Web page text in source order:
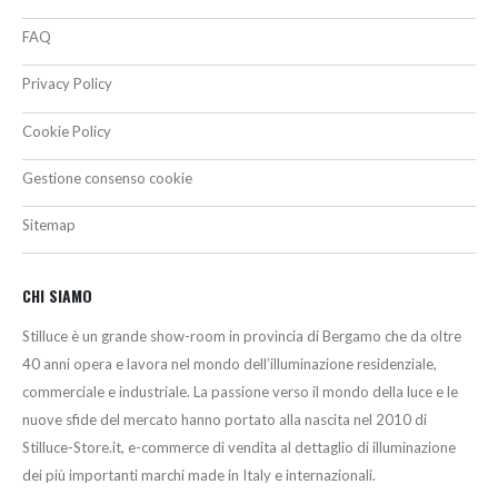
FAQ
Privacy Policy
Cookie Policy
Gestione consenso cookie
Sitemap
CHI SIAMO
Stilluce è un grande show-room in provincia di Bergamo che da oltre
40 anni opera e lavora nel mondo dell’illuminazione residenziale,
commerciale e industriale. La passione verso il mondo della luce e le
nuove sfide del mercato hanno portato alla nascita nel 2010 di
Stilluce-Store.it, e-commerce di vendita al dettaglio di illuminazione
dei più importanti marchi made in Italy e internazionali.